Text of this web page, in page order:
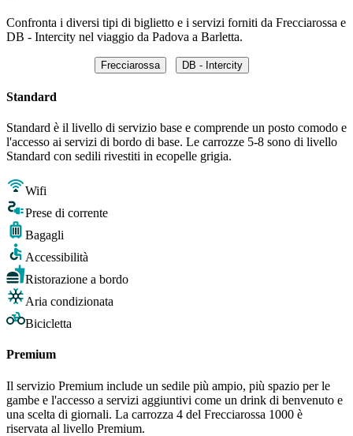
Confronta i diversi tipi di biglietto e i servizi forniti da Frecciarossa e
DB - Intercity nel viaggio da Padova a Barletta.
Frecciarossa DB - Intercity
Standard
Standard è il livello di servizio base e comprende un posto comodo e
l'accesso ai servizi di bordo di base. Le carrozze 5-8 sono di livello
Standard con sedili rivestiti in ecopelle grigia.
Wifi
Prese di corrente
Bagagli
Accessibilità
Ristorazione a bordo
Aria condizionata
Bicicletta
Premium
Il servizio Premium include un sedile più ampio, più spazio per le
gambe e l'accesso a servizi aggiuntivi come un drink di benvenuto e
una scelta di giornali. La carrozza 4 del Frecciarossa 1000 è
riservata al livello Premium.